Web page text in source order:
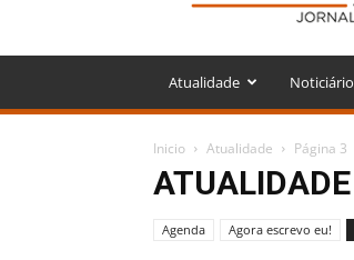
Atualidade Noticiário
Inicio Atualidade Página 3
ATUALIDADE
Agenda Agora escrevo eu!